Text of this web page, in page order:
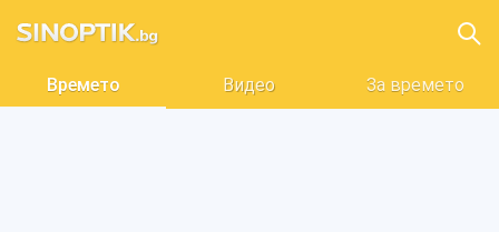
Времето Видео За времето